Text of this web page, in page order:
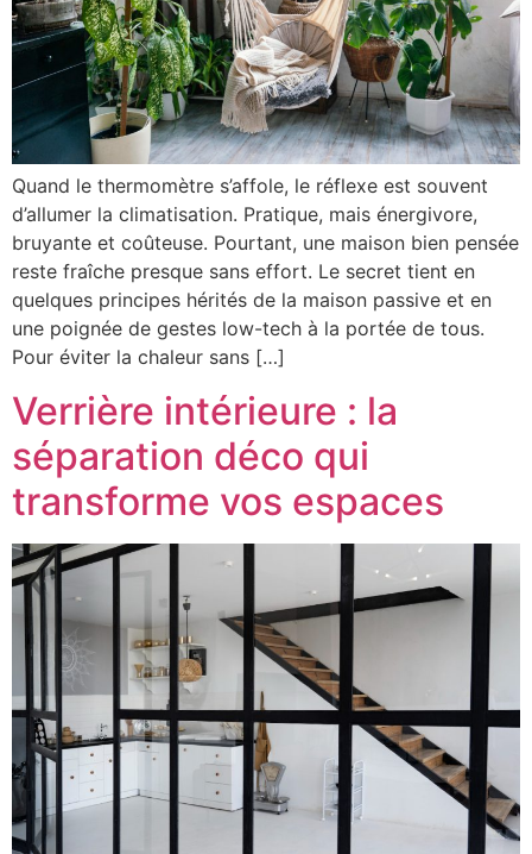
Quand le thermomètre s’affole, le réflexe est souvent
d’allumer la climatisation. Pratique, mais énergivore,
bruyante et coûteuse. Pourtant, une maison bien pensée
reste fraîche presque sans effort. Le secret tient en
quelques principes hérités de la maison passive et en
une poignée de gestes low-tech à la portée de tous.
Pour éviter la chaleur sans […]
Verrière intérieure : la
séparation déco qui
transforme vos espaces